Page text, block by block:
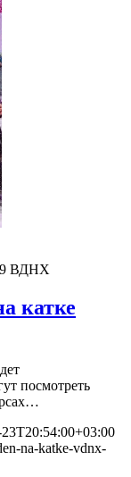
ВДНХ
катке
посмотреть
na-katke-vdnx-